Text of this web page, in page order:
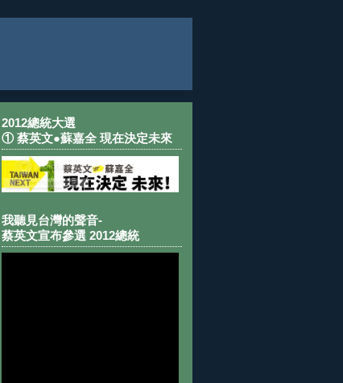
2012總統大選
① 蔡英文●蘇嘉全 現在決定未來
我聽見台灣的聲音-
蔡英文宣布參選 2012總統